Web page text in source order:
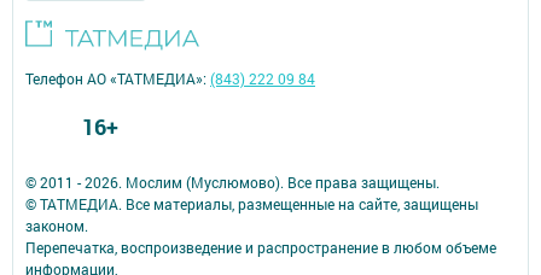
© 2011 - 2026. Мослим (Муслюмово). Все права защищены.
© ТАТМЕДИА. Все материалы, размещенные на сайте, защищены
законом.
Перепечатка, воспроизведение и распространение в любом объеме
информации,
Телефон АО «ТАТМЕДИА»:(843) 222 09 84
16+